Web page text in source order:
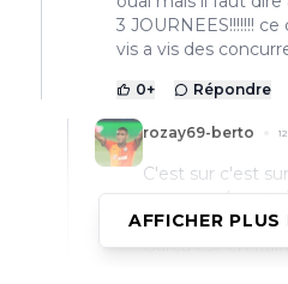
3 JOURNEES!!!!!!!
vis a vis des
0+ Répondre
rozay69-berto
C'est sur c'est
comprend, a
déjà champion
Barca est en
AFFICHER PLUS